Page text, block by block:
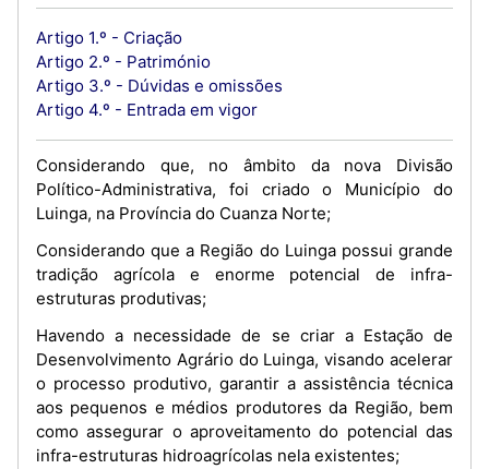
Artigo 1.º - Criação
Artigo 2.º - Património
Artigo 3.º - Dúvidas e omissões
Artigo 4.º - Entrada em vigor
Considerando que, no âmbito da nova Divisão
Político-Administrativa, foi criado o Município do
Luinga, na Província do Cuanza Norte;
Considerando que a Região do Luinga possui grande
tradição agrícola e enorme potencial de infra-
estruturas produtivas;
Havendo a necessidade de se criar a Estação de
Desenvolvimento Agrário do Luinga, visando acelerar
o processo produtivo, garantir a assistência técnica
aos pequenos e médios produtores da Região, bem
como assegurar o aproveitamento do potencial das
infra-estruturas hidroagrícolas nela existentes;